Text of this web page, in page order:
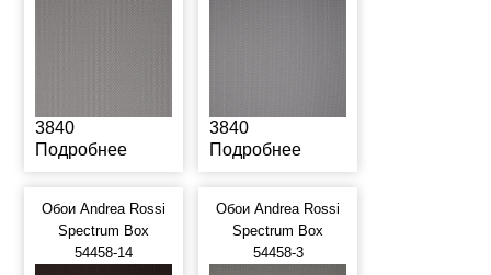
3840
Подробнее
3840
Подробнее
Обои Andrea Rossi
Spectrum Box
54458-14
Обои Andrea Rossi
Spectrum Box
54458-3